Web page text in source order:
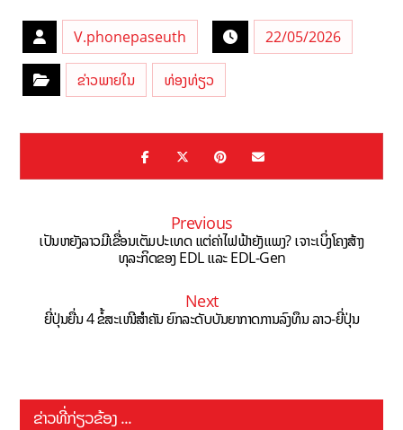
V.phonepaseuth 22/05/2026
ຂ່າວພາຍໃນ ທ່ອງທ່ຽວ
Previous
ເປັນຫຍັງລາວມີເຂື່ອນເຕັມປະເທດ ແຕ່ຄ່າໄຟຟ້າຍັງແພງ? ເຈາະເບິ່ງໂຄງສ້າງ
ທຸລະກິດຂອງ EDL ແລະ EDL-Gen
Next
ຍີ່ປຸ່ນຍື່ນ 4 ຂໍ້ສະເໜີສຳຄັນ ຍົກລະດັບບັນຍາກາດການລົງທຶນ ລາວ-ຍີ່ປຸ່ນ
ຂ່າວທີ່ກ່ຽວຂ້ອງ ...